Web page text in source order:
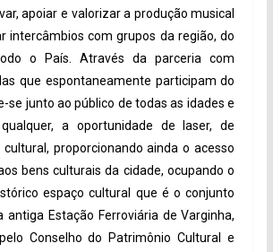
apoiar e valorizar a produção musical
intercâmbios com grupos da região, do
o País. Através da parceria com
que espontaneamente participam do
se junto ao público de todas as idades e
a oportunidade de laser, de
proporcionando ainda o acesso
bens culturais da cidade, ocupando o
espaço cultural que é o conjunto
antiga Estação Ferroviária de Varginha,
Conselho do Patrimônio Cultural e